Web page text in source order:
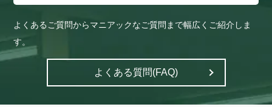
よくあるご質問からマニアックなご質問まで幅広くご紹介しま
す。
よくある質問(FAQ)